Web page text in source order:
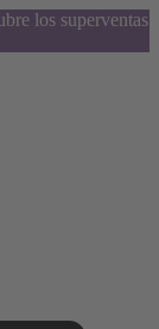
los superventas